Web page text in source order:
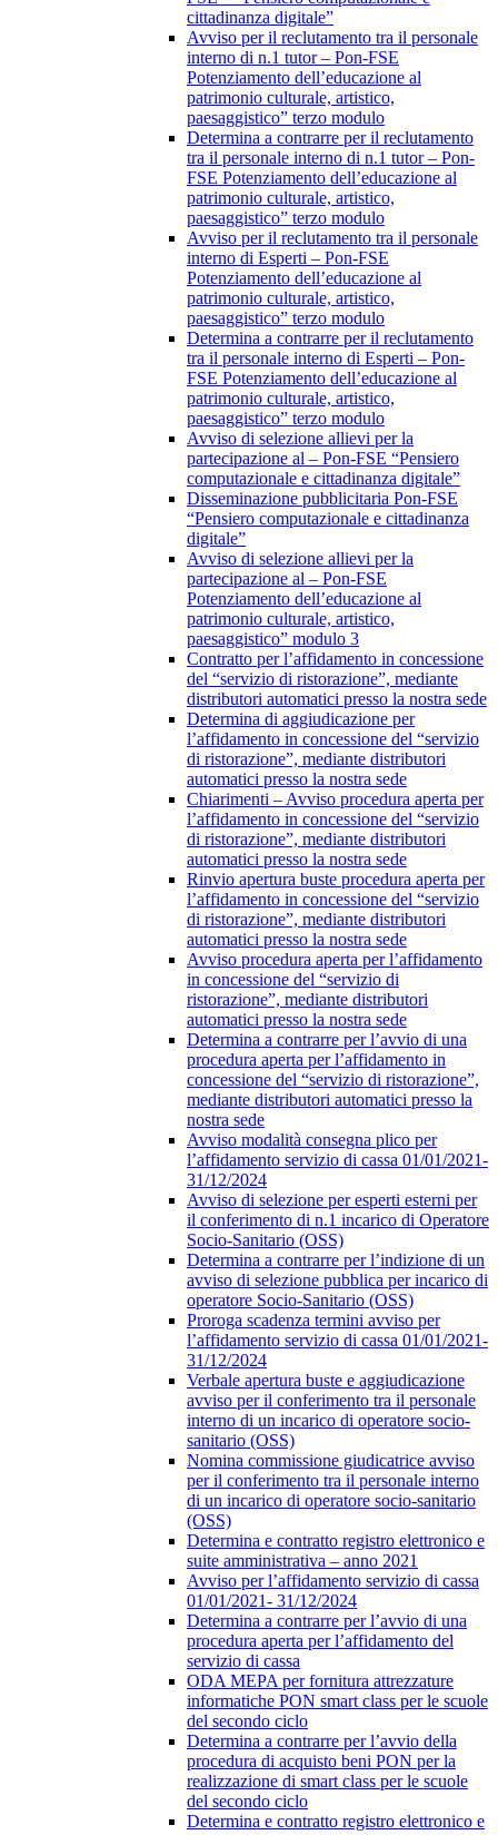
cittadinanza digitale”
Avviso per il reclutamento tra il personale
interno di n.1 tutor – Pon-FSE
Potenziamento dell’educazione al
patrimonio culturale, artistico,
paesaggistico” terzo modulo
Determina a contrarre per il reclutamento
tra il personale interno di n.1 tutor – Pon-
FSE Potenziamento dell’educazione al
patrimonio culturale, artistico,
paesaggistico” terzo modulo
Avviso per il reclutamento tra il personale
interno di Esperti – Pon-FSE
Potenziamento dell’educazione al
patrimonio culturale, artistico,
paesaggistico” terzo modulo
Determina a contrarre per il reclutamento
tra il personale interno di Esperti – Pon-
FSE Potenziamento dell’educazione al
patrimonio culturale, artistico,
paesaggistico” terzo modulo
Avviso di selezione allievi per la
partecipazione al – Pon-FSE “Pensiero
computazionale e cittadinanza digitale”
Disseminazione pubblicitaria Pon-FSE
“Pensiero computazionale e cittadinanza
digitale”
Avviso di selezione allievi per la
partecipazione al – Pon-FSE
Potenziamento dell’educazione al
patrimonio culturale, artistico,
paesaggistico” modulo 3
Contratto per l’affidamento in concessione
del “servizio di ristorazione”, mediante
distributori automatici presso la nostra sede
Determina di aggiudicazione per
l’affidamento in concessione del “servizio
di ristorazione”, mediante distributori
automatici presso la nostra sede
Chiarimenti – Avviso procedura aperta per
l’affidamento in concessione del “servizio
di ristorazione”, mediante distributori
automatici presso la nostra sede
Rinvio apertura buste procedura aperta per
l’affidamento in concessione del “servizio
di ristorazione”, mediante distributori
automatici presso la nostra sede
Avviso procedura aperta per l’affidamento
in concessione del “servizio di
ristorazione”, mediante distributori
automatici presso la nostra sede
Determina a contrarre per l’avvio di una
procedura aperta per l’affidamento in
concessione del “servizio di ristorazione”,
mediante distributori automatici presso la
nostra sede
Avviso modalità consegna plico per
l’affidamento servizio di cassa 01/01/2021-
31/12/2024
Avviso di selezione per esperti esterni per
il conferimento di n.1 incarico di Operatore
Socio-Sanitario (OSS)
Determina a contrarre per l’indizione di un
avviso di selezione pubblica per incarico di
operatore Socio-Sanitario (OSS)
Proroga scadenza termini avviso per
l’affidamento servizio di cassa 01/01/2021-
31/12/2024
Verbale apertura buste e aggiudicazione
avviso per il conferimento tra il personale
interno di un incarico di operatore socio-
sanitario (OSS)
Nomina commissione giudicatrice avviso
per il conferimento tra il personale interno
di un incarico di operatore socio-sanitario
(OSS)
Determina e contratto registro elettronico e
suite amministrativa – anno 2021
Avviso per l’affidamento servizio di cassa
01/01/2021- 31/12/2024
Determina a contrarre per l’avvio di una
procedura aperta per l’affidamento del
servizio di cassa
ODA MEPA per fornitura attrezzature
informatiche PON smart class per le scuole
del secondo ciclo
Determina a contrarre per l’avvio della
procedura di acquisto beni PON per la
realizzazione di smart class per le scuole
del secondo ciclo
Determina e contratto registro elettronico e